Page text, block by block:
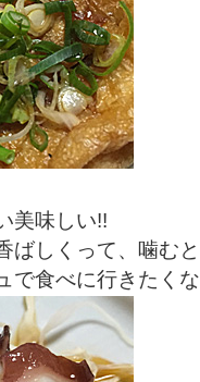
美味しい!!
ばしくって、噛む
で食べに行きたく